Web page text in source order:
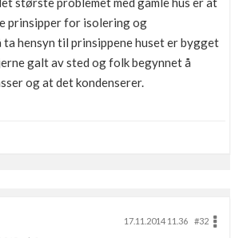
prinsipper for isolering og
hensyn til prinsippene huset er bygget
galt av sted og folk begynnet å
og at det kondenserer.
17.11.2014 11.36
#32